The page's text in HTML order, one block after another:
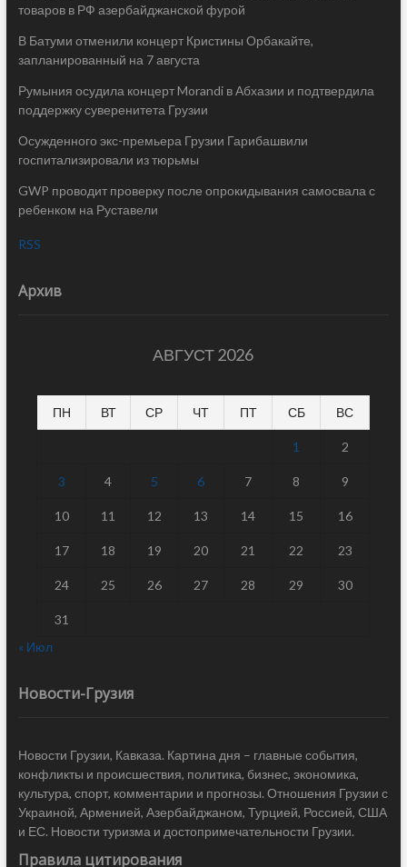
товаров в РФ азербайджанской фурой
В Батуми отменили концерт Кристины Орбакайте,
запланированный на 7 августа
Румыния осудила концерт Morandi в Абхазии и подтвердила
поддержку суверенитета Грузии
Осужденного экс-премьера Грузии Гарибашвили
госпитализировали из тюрьмы
GWP проводит проверку после опрокидывания самосвала с
ребенком на Руставели
RSS
Архив
АВГУСТ 2026
ПН ВТ СР ЧТ ПТ СБ ВС
1 2
3 4 5 6 7 8 9
10 11 12 13 14 15 16
17 18 19 20 21 22 23
24 25 26 27 28 29 30
31
« Июл
Новости-Грузия
Новости Грузии, Кавказа. Картина дня – главные события,
конфликты и происшествия, политика, бизнес, экономика,
культура, спорт, комментарии и прогнозы. Отношения Грузии с
Украиной, Арменией, Азербайджаном, Турцией, Россией, США
и ЕС. Новости туризма и достопримечательности Грузии.
Правила цитирования